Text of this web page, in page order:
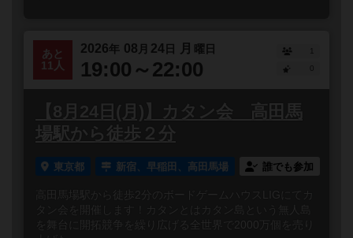
あと
11人
2026年 08 月 24 日 月 曜日
19:00～22:00
1
【8月24日(月)】カタン会 高田馬
場駅から徒歩２分
東京都 新宿、早稲田、高田馬場 誰でも参加
高田馬場駅から徒歩2分のボードゲームハウスLIGにてカ
タン会を開催します！カタンとはカタン島という無人島
を舞台に開拓競争を繰り広げる全世界で2000万個を売り